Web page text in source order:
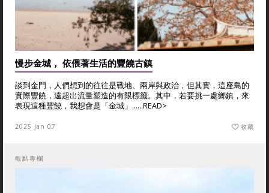
慢步金城， 依偎著生活的豐饒古鎮
談到金門，人們想到的往往是戰地、兩岸與政治，但其實，這座島的
實際豐饒，遠超出流量塑造的有限標籤。其中，若要挑一處鄉鎮，來
表現這種豐饒，我想會是「金城」......READ>
2025 Jan 07 收藏
觀點專欄